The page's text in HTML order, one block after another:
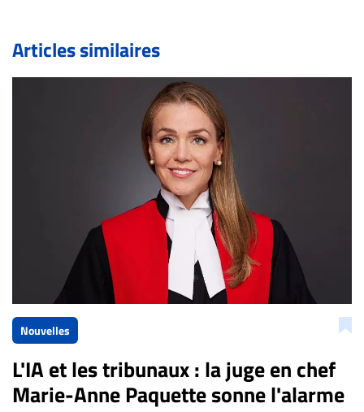
de validation, un droit de réponse.
Bien à vous,
La Rédaction de Droit-inc.com
Articles similaires
Nouvelles
L'IA et les tribunaux : la juge en chef
Marie-Anne Paquette sonne l'alarme